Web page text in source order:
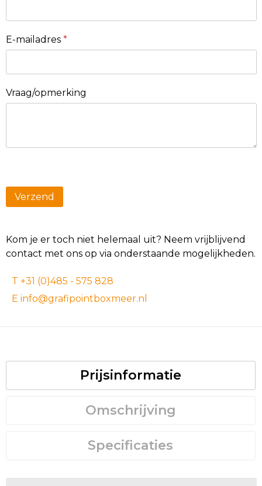
E-mailadres *
Vraag/opmerking
Kom je er toch niet helemaal uit? Neem vrijblijvend
contact met ons op via onderstaande mogelijkheden.
T +31 (0)485 - 575 828
E info@grafipointboxmeer.nl
Prijsinformatie
Omschrijving
Specificaties